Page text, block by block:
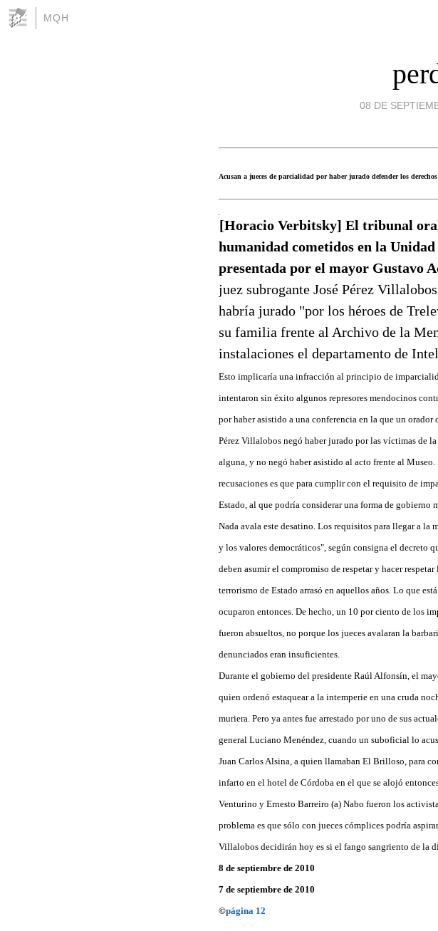
MQH
08 DE
Acusan a jueces de parcialidad por haber jurado defender los
[Horacio Verbitsky] El tribunal
humanidad cometidos en la
presentada por el mayor Gustavo
juez subrogante José Pérez
habría jurado "por los héroes de
su familia frente al Archivo de la
instalaciones el departamento de
Esto implicaría una infracción al principio de
intentaron sin éxito algunos represores mendocinos
por haber asistido a una conferencia en la que un
Pérez Villalobos negó haber jurado por las víctimas de
alguna, y no negó haber asistido al acto frente al
recusaciones es que para cumplir con el requisito de
Estado, al que podría considerar una forma de gobierno
Nada avala este desatino. Los requisitos para llegar a
y los valores democráticos", según consigna el decreto
deben asumir el compromiso de respetar y hacer
terrorismo de Estado arrasó en aquellos años. Lo que
ocuparon entonces. De hecho, un 10 por ciento de los
fueron absueltos, no porque los jueces avalaran la
denunciados eran insuficientes.
Durante el gobierno del presidente Raúl Alfonsín, el
quien ordenó estaquear a la intemperie en una cruda
muriera. Pero ya antes fue arrestado por uno de sus
general Luciano Menéndez, cuando un suboficial lo
Juan Carlos Alsina, a quien llamaban El Brilloso, para
infarto en el hotel de Córdoba en el que se alojó
Venturino y Ernesto Barreiro (a) Nabo fueron los
problema es que sólo con jueces cómplices podría
Villalobos decidirán hoy es si el fango sangriento de la
8 de septiembre de 2010
7 de septiembre de 2010
©página 12